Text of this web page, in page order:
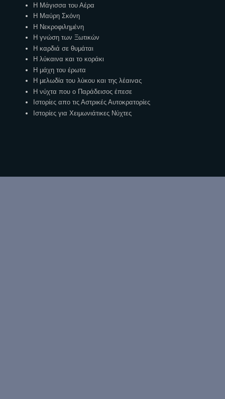
Η Μάγισσα του Αέρα
Η Μαύρη Σκόνη
Η Νεκροφιλημένη
Η γνώση των Ξωτικών
Η καρδιά σε θυμάται
Η λύκαινα και το κοράκι
Η μάχη του έρωτα
Η μελωδία του λύκου και της λέαινας
Η νύχτα που ο Παράδεισος έπεσε
Ιστορίες απο τις Αστρικές Αυτοκρατορίες
Ιστορίες για Χειμωνιάτικες Νύχτες